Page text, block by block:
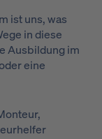
ist uns, was
in diese
Ausbildung im
eine